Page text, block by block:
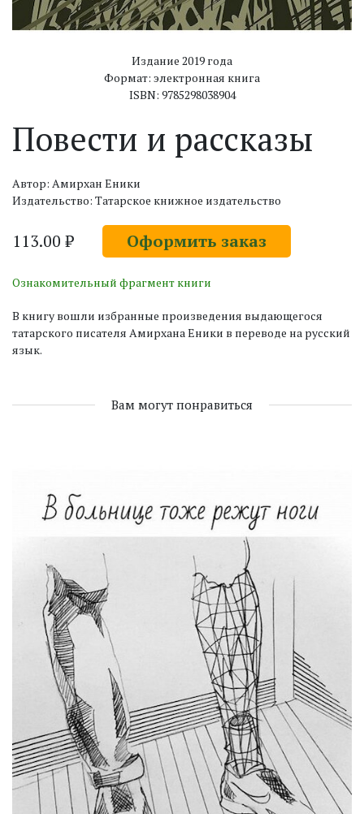
Издание 2019 года
Формат: электронная книга
ISBN: 9785298038904
Повести и рассказы
Автор: Амирхан Еники
Издательство: Татарское книжное издательство
113.00 ₽ Оформить заказ
Ознакомительный фрагмент книги
В книгу вошли избранные произведения выдающегося
татарского писателя Амирхана Еники в переводе на русский
язык.
Вам могут понравиться